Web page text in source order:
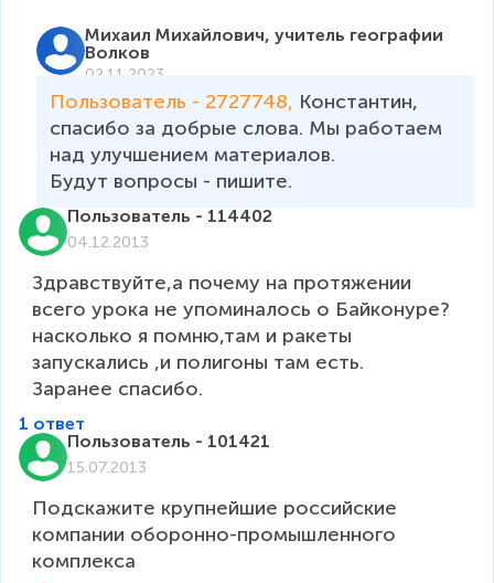
Михаил Михайлович, учитель географии
Волков
02.11.2023
Пользователь - 2727748, Константин,
спасибо за добрые слова. Мы работаем
над улучшением материалов.
Будут вопросы - пишите.
Пользователь - 114402
04.12.2013
Здравствуйте,а почему на протяжении
всего урока не упоминалось о Байконуре?
насколько я помню,там и ракеты
запускались ,и полигоны там есть.
Заранее спасибо.
1 ответ
Пользователь - 101421
15.07.2013
Подскажите крупнейшие российские
компании оборонно-промышленного
комплекса